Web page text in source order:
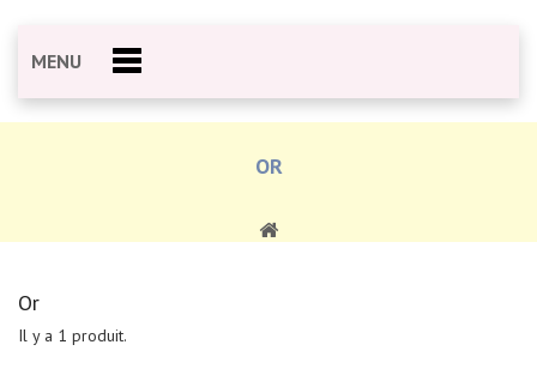
MENU
OR
Or
Il y a 1 produit.